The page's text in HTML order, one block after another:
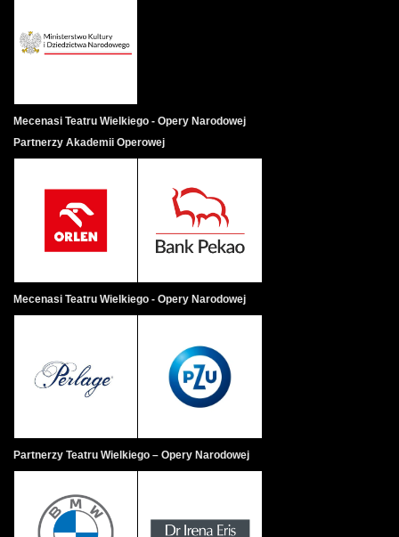
Mecenasi Teatru Wielkiego - Opery Narodowej
Partnerzy Akademii Operowej
Mecenasi Teatru Wielkiego - Opery Narodowej
Partnerzy Teatru Wielkiego – Opery Narodowej